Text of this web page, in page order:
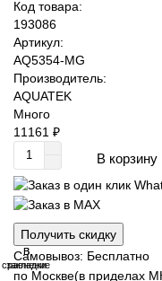
Код товара:
193086
Артикул:
AQ5354-MG
Производитель:
AQUATEK
Много
11161 ₽
В корзину
Получить скидку
В
закладки
В
сравнение
Самовывоз: Бесплатно
по Москве(в приделах